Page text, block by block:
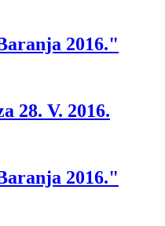
2016."
28. V. 2016.
2016."